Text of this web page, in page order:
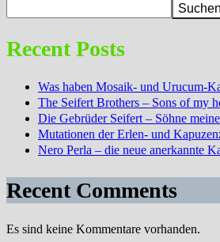
Suchen
Recent Posts
Was haben Mosaik- und Urucum-
The Seifert Brothers – Sons of my
Die Gebrüder Seifert – Söhne
Mutationen der Erlen- und
Nero Perla – die neue anerkannte
Recent Comments
Es sind keine Kommentare vorhanden.